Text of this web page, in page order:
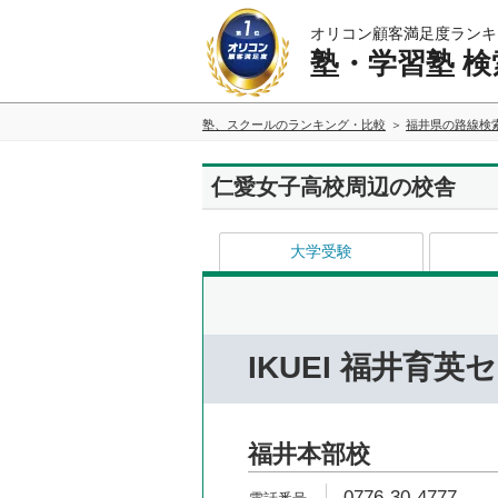
オリコン顧客満足度ラン
塾・学習塾 検
塾、スクールのランキング・比較 福井県の路線検
仁愛女子高校周辺の校舎
大学受験
IKUEI 福井育英
福井本部校